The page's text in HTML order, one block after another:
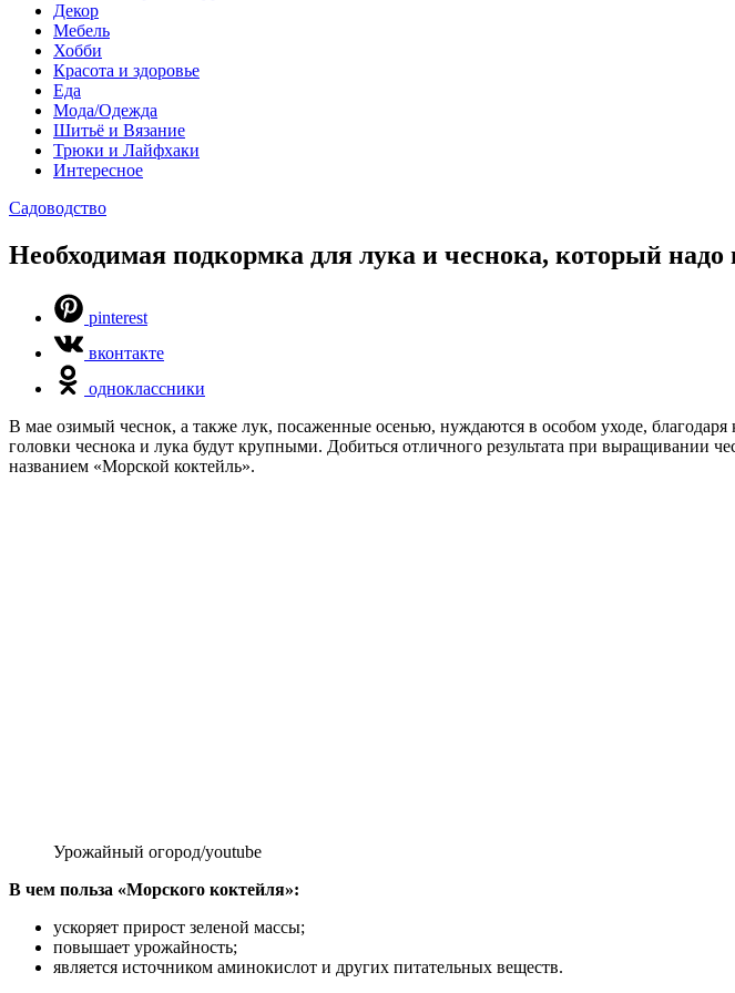
Декор
Мебель
Хобби
Красота и здоровье
Еда
Мода/Одежда
Шитьё и Вязание
Трюки и Лайфхаки
Интересное
Садоводство
Необходимая подкормка для лука и чеснока, который
pinterest
вконтакте
одноклассники
В мае озимый чеснок, а также лук, посаженные осенью, нуждаются в особом уходе,
головки чеснока и лука будут крупными. Добиться отличного результата при
названием «Морской коктейль».
Урожайный огород/youtube
В чем польза «Морского коктейля»:
ускоряет прирост зеленой массы;
повышает урожайность;
является источником аминокислот и других питательных веществ.